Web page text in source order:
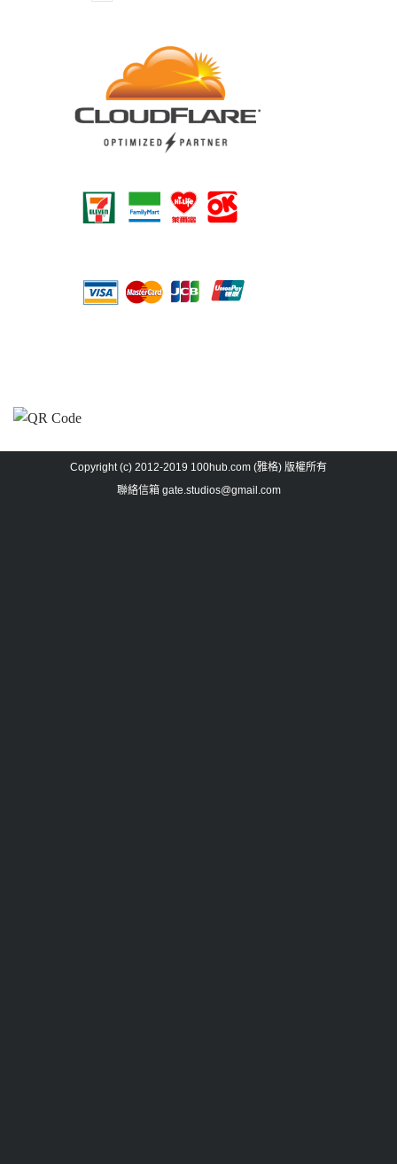
Copyright (c) 2012-2019 100hub.com (雅格) 版權所有
聯絡信箱 gate.studios@gmail.com